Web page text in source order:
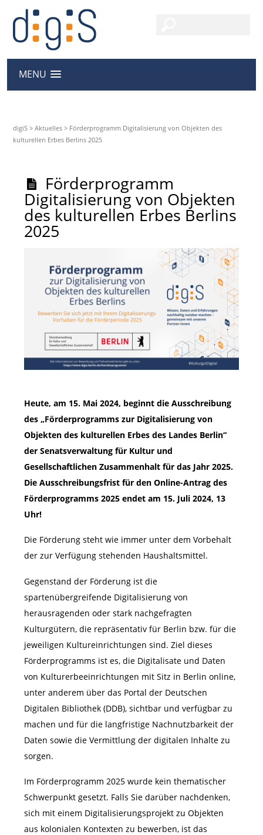
MENU
digiS >Aktuelles > Förderprogramm Digitalisierung von Objekten des
kulturellen Erbes Berlins 2025
Förderprogramm
Digitalisierung von Objekten
des kulturellen Erbes Berlins
2025
Heute, am 15. Mai 2024, beginnt die Ausschreibung
des „Förderprogramms zur Digitalisierung von
Objekten des kulturellen Erbes des Landes Berlin“
der Senatsverwaltung für Kultur und
Gesellschaftlichen Zusammenhalt für das Jahr 2025.
Die Ausschreibungsfrist für den Online-Antrag des
Förderprogramms 2025 endet am 15. Juli 2024, 13
Uhr!
Die Förderung steht wie immer unter dem Vorbehalt
der zur Verfügung stehenden Haushaltsmittel.
Gegenstand der Förderung ist die
spartenübergreifende Digitalisierung von
herausragenden oder stark nachgefragten
Kulturgütern, die repräsentativ für Berlin bzw. für die
jeweiligen Kultureinrichtungen sind. Ziel dieses
Förderprogramms ist es, die Digitalisate und Daten
von Kulturerbeeinrichtungen mit Sitz in Berlin online,
unter anderem über das Portal der Deutschen
Digitalen Bibliothek (DDB), sichtbar und verfügbar zu
machen und für die langfristige Nachnutzbarkeit der
Daten sowie die Vermittlung der digitalen Inhalte zu
sorgen.
Im Förderprogramm 2025 wurde kein thematischer
Schwerpunkt gesetzt. Falls Sie darüber nachdenken,
sich mit einem Digitalisierungsprojekt zu Objekten
aus kolonialen Kontexten zu bewerben, ist das